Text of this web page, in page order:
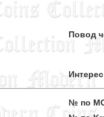
Повод
№ по